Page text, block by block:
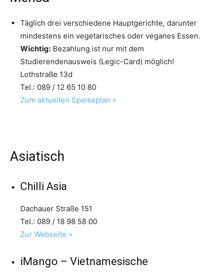
Täglich drei verschiedene Hauptgerichte, darunter
mindestens ein vegetarisches oder veganes Essen.
Wichtig: Bezahlung ist nur mit dem
Studierendenausweis (Legic-Card) möglich!
Lothstraße 13d
Tel.: 089 / 12 65 10 80
Zum aktuellen Speiseplan »
Asiatisch
Chilli Asia
Dachauer Straße 151
Tel.: 089 / 18 98 58 00
Zur Webseite »
iMango – Vietnamesische